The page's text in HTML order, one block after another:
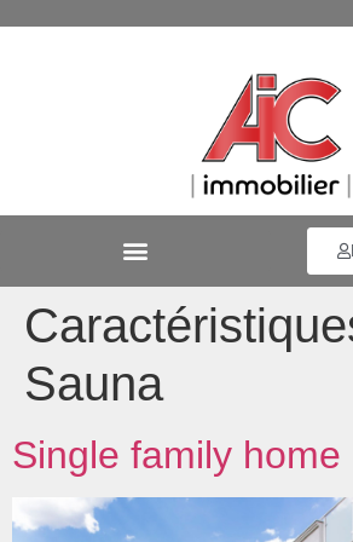
Sauna
Single family home